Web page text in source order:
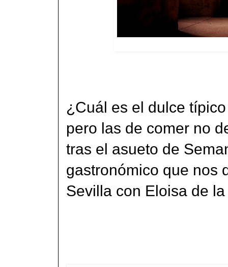
¿Cuál es el dulce
pero las de comer no
tras el asueto de
gastronómico que nos
Sevilla con Eloisa de